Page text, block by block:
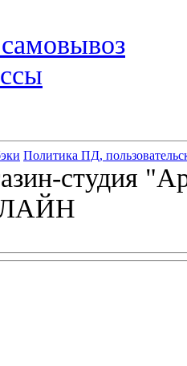
Политика ПД,
студия